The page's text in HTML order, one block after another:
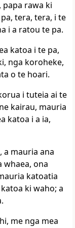
papa rawa ki
tera, tera, i te
i a ratou te pa.
katoa i te pa,
nga koroheke,
o te hoari.
i tuteia ai te
kairau, mauria
katoa i a ia,
a mauria ana
whaea, ona
katoatia
ki waho; a
me nga mea